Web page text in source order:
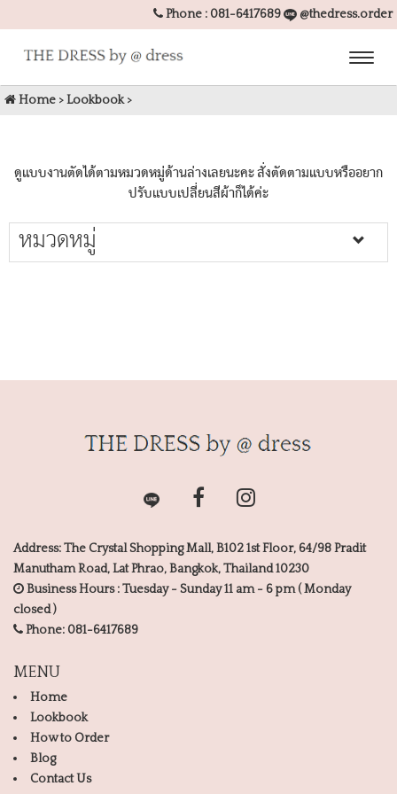
Phone : 081-6417689 @thedress.order
Home >Lookbook>
ดูแบบงานตัดได้ตามหมวดหมู่ด้านล่างเลยนะคะ สั่งตัดตามแบบหรืออยาก
ปรับแบบเปลี่ยนสีผ้าก็ได้ค่ะ
หมวดหมู่
Address: The Crystal Shopping Mall, B102 1st Floor, 64/98 Pradit
Manutham Road, Lat Phrao, Bangkok, Thailand 10230
Business Hours : Tuesday - Sunday 11 am - 6 pm ( Monday
closed )
Phone: 081-6417689
MENU
Home
Lookbook
How to Order
Blog
Contact Us